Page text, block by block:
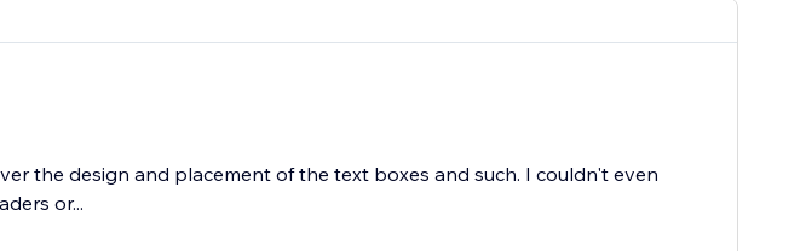
the design and placement of the text boxes and such. I couldn't even
or...